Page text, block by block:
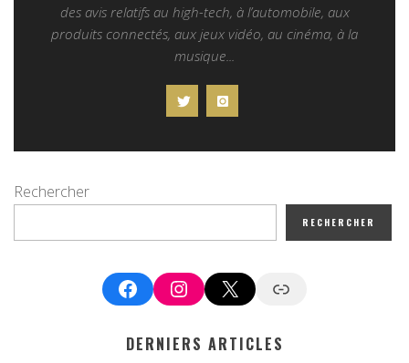
des avis relatifs au high-tech, à l’automobile, aux
produits connectés, aux jeux vidéo, au cinéma, à la
musique...
Rechercher
RECHERCHER
FacebookInstagram
X Google News
DERNIERS ARTICLES